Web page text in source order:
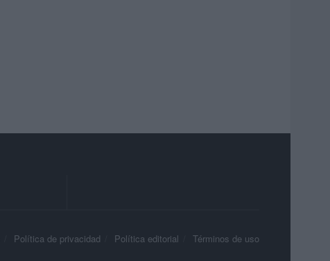
Política de privacidad Política editorial Términos de uso